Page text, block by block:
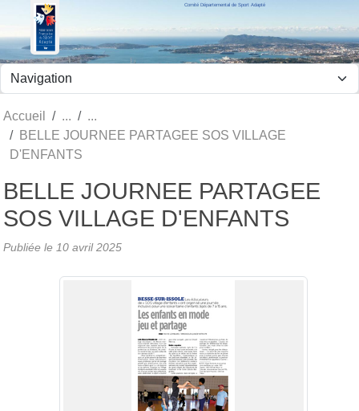
Comité Départemental de Sport Adapté
Accueil
BELLE JOURNEE PARTAGEE SOS VILLAGE
D'ENFANTS
BELLE JOURNEE PARTAGEE
SOS VILLAGE D'ENFANTS
Publiée le 10 avril 2025
Panneau de gestion des cookies